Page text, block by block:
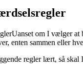
Uanset om I vælger at
enten sammen eller
regler lært, så skal